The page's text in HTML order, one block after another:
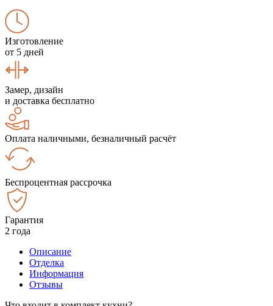
Изготовление
от 5 дней
Замер, дизайн
и доставка бесплатно
Оплата наличными, безналичный расчёт
Беспроцентная рассрочка
Гарантия
2 года
Описание
Отделка
Информация
Отзывы